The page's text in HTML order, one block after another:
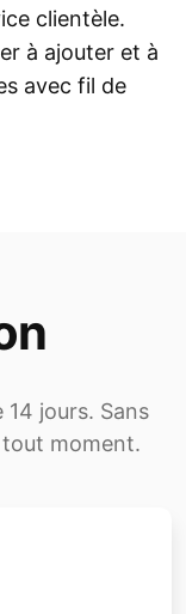
clientèle.
à ajouter et à
avec fil de
jours. Sans
tout moment.